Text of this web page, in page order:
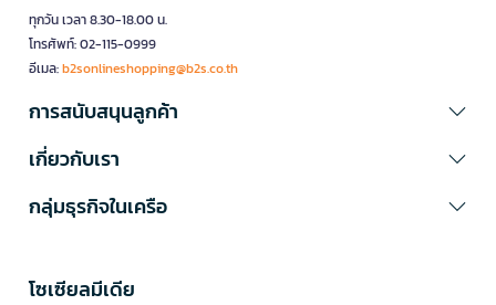
ทุกวัน เวลา 8.30-18.00 น.
โทรศัพท์: 02-115-0999
อีเมล:b2sonlineshopping@b2s.co.th
การสนับสนุนลูกค้า
เกี่ยวกับเรา
กลุ่มธุรกิจในเครือ
โซเซียลมีเดีย​